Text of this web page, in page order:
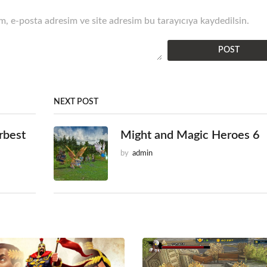
e-posta adresim ve site adresim bu tarayıcıya kaydedilsin.
NEXT POST
Might and Magic Heroes 6
by admin